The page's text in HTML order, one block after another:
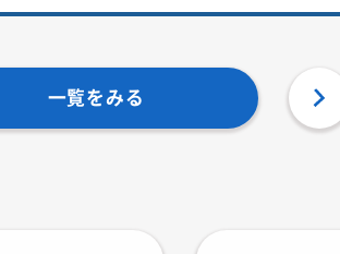
一覧をみる